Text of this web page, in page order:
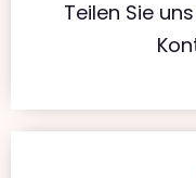
Teilen Sie